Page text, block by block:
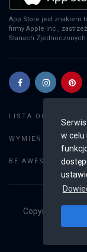
w celu
App Store jest znakiem
firmy Apple Inc.,
Stanach Zjednoczonych
LISTA OGŁOSZEŃ:
WYMIEŃ GRY:
BE AWESOME:
Copyright ©